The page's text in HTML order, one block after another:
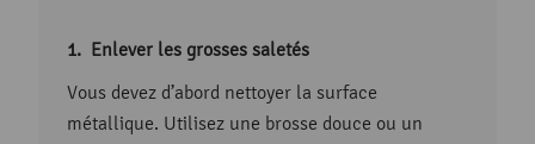
Enlever les grosses saletés
Vous devez d’abord nettoyer la surface
métallique. Utilisez une brosse douce ou un